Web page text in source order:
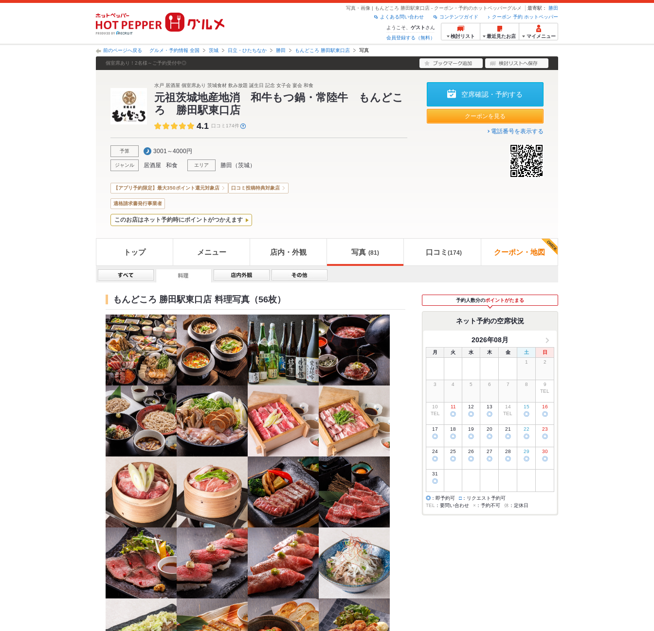
写真・画像 | もんどころ 勝田駅東口店 - クーポン・予約のホットペッパーグルメ 最寄駅：
勝田
クーポン 予約 ホットペッパー
コンテンツガイド
よくある問い合わせ
ようこそ、 ゲスト さん
会員登録する（無料）
検討リスト 最近見たお店 マイメニュー
前のページへ戻る グルメ・予約情報 全国 茨城 日立・ひたちなか 勝田 もんどころ 勝田駅東口店 写真
個室席あり！2名様～ご予約受付中◎
水戸 居酒屋 個室席あり 茨城食材 飲み放題 誕生日 記念 女子会 宴会 和食
元祖茨城地産地消 和牛もつ鍋・常陸牛 もんどこ
ろ 勝田駅東口店
4.1 口コミ174件
予算 3001～4000円
ジャンル 居酒屋 和食 エリア 勝田 （茨城）
空席確認・予約する
クーポンを見る
電話番号を表示する
【アプリ予約限定】最大350ポイント還元対象店 口コミ投稿特典対象店
適格請求書発行事業者
このお店はネット予約時にポイントがつかえます
トップ メニュー 店内・外観 写真 (81) 口コミ (174) クーポン・地図
もんどころ 勝田駅東口店 料理写真（56枚） 予約人数分のポイントがたまる
ネット予約の空席状況
2026年08月
月 火 水 木 金 土
日
1
2
3 4 5 6 7 8
9
TEL
10
TEL
11
◎
12
◎
13
◎
14
TEL
15
◎
16
◎
17
◎
18
◎
19
◎
20
◎
21
◎
22
◎
23
◎
24
◎
25
◎
26
◎
27
◎
28
◎
29
◎
30
◎
31
◎
◎ ：即予約可 □ ：リクエスト予約可
TEL
：要問い合わせ × ：予約不可 休 ：定休日